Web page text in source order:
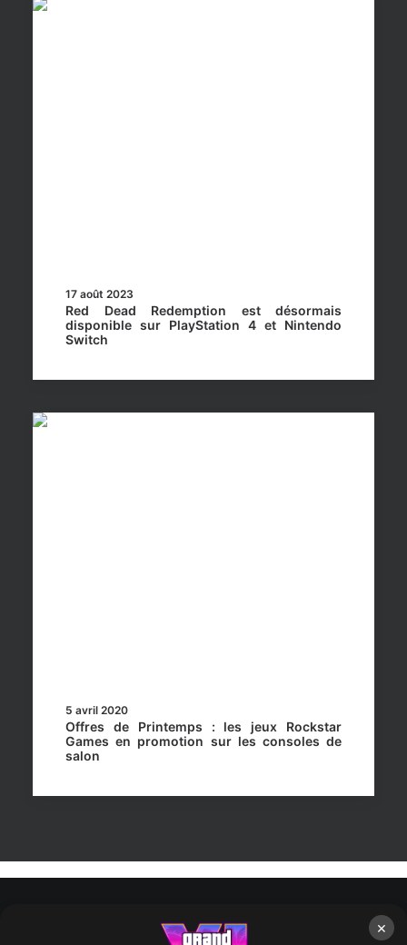
×
17 août 2023
Red Dead Redemption est désormais
disponible sur PlayStation 4 et Nintendo
Switch
5 avril 2020
Offres de Printemps : les jeux Rockstar
Games en promotion sur les consoles de
salon